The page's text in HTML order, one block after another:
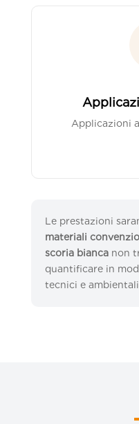
Applicazioni
Le prestazioni
materiali
scoria biancanon
quantificare in
tecnici e